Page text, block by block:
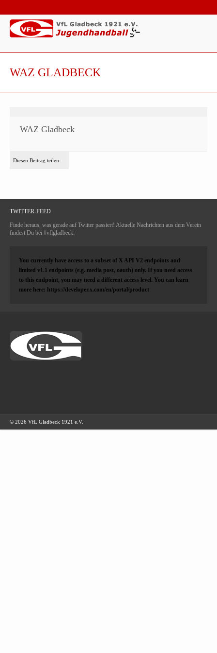
WAZ GLADBECK
WAZ Gladbeck
Diesen Beitrag teilen:
TWITTER-FEED
Finde heraus, was gerade auf Twitter passiert! Aktuelle Nachrichten aus dem Verein
findest Du bei #vflgladbeck:
You currently have access to a subset of X API V2 endpoints and
limited v1.1 endpoints (e.g. media post, oauth) only. If you need access
to this endpoint, you may need a different access level. You can learn
more here: https://developer.x.com/en/portal/product
© 2026 VfL Gladbeck 1921 e.V.